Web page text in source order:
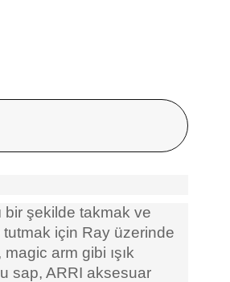
bir şekilde takmak ve
tutmak için Ray üzerinde
arm gibi ışık
sap, ARRI aksesuar